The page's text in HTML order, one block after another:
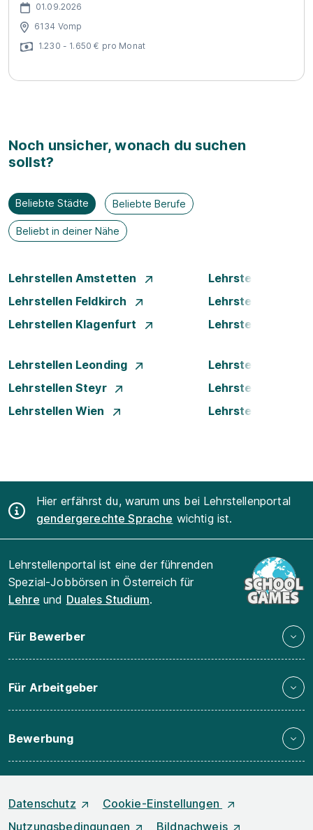
01.09.2026
6134 Vomp
1.230 - 1.650 € pro Monat
Noch unsicher, wonach du suchen
sollst?
Beliebte Städte Beliebte Berufe
Beliebt in deiner Nähe
Lehrstellen Amstetten
Lehrstellen
Lehrstellen Feldkirch
Lehrstellen Graz
Lehrstellen Klagenfurt
Lehrstellen
Lehrstellen Leonding
Lehrstellen Linz
Lehrstellen Steyr
Lehrstellen Traun
Lehrstellen Wien
Lehrstellen
Hier erfährst du, warum uns bei Lehrstellenportal
gendergerechte Sprache wichtig ist.
Lehrstellenportal ist eine der führenden
Spezial-Jobbörsen in Österreich für
Lehre und Duales Studium.
Für Bewerber
Für Arbeitgeber
Bewerbung
Datenschutz
Cookie-Einstellungen
Nutzungsbedingungen
Bildnachweis